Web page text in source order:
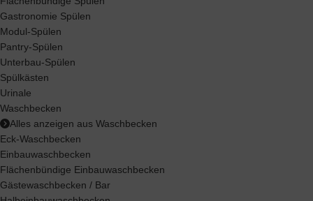
Gastronomie Spülen
Modul-Spülen
Pantry-Spülen
Unterbau-Spülen
Spülkästen
Urinale
Waschbecken
Alles anzeigen aus Waschbecken
Eck-Waschbecken
Einbauwaschbecken
Flächenbündige Einbauwaschbecken
Gästewaschbecken / Bar